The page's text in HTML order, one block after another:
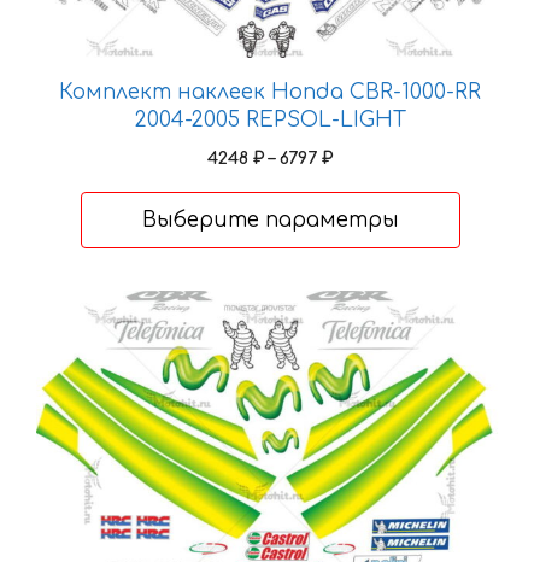
Комплект наклеек Honda CBR-1000-RR
2004-2005 REPSOL-LIGHT
4248 ₽ – 6797 ₽Диапазон
–
Выберите параметры
Этот
имеет
несколько
вариаций.
Опции
можно
выбрать